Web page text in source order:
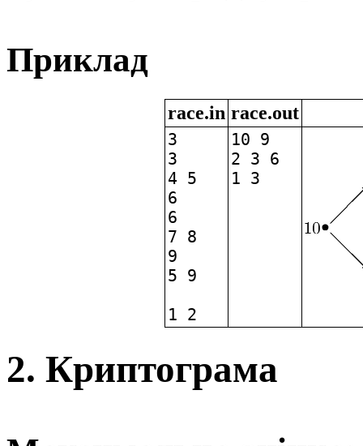
Приклад
race.in race.out
3
3
4 5
6
6
7 8
9
5 9
1 2
10 9
2 3 6
1 3
2. Криптограма